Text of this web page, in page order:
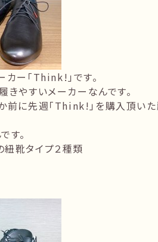
カー「Think!」です。
きやすいメーカーなんです。
前に先週「Think!」を購入頂い
す。
靴タイプ２種類